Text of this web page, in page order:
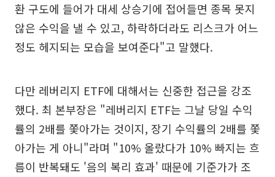
환 구도에 들어가 대세 상승기에 접어들면 종목 못지
않은 수익을 낼 수 있고, 하락하더라도 리스크가 어느
정도 헤지되는 모습을 보여준다"고 말했다.
다만 레버리지 ETF에 대해서는 신중한 접근을 강조
했다. 최 본부장은 "레버리지 ETF는 그날 당일 수익
률의 2배를 쫓아가는 것이지, 장기 수익률의 2배를 쫓
아가는 게 아니"라며 "10% 올랐다가 10% 빠지는 흐
름이 반복돼도 '음의 복리 효과' 때문에 기준가가 조